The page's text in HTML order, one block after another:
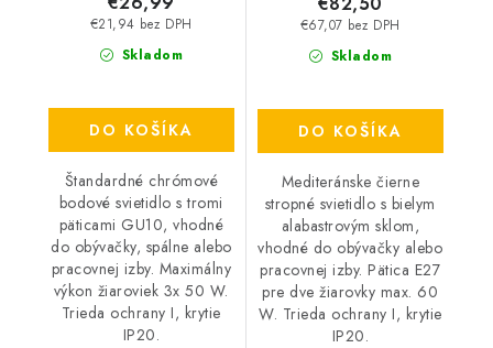
Skladom
€21,94 bez DPH
DO KOŠÍKA
Štandardné chrómové
bodové svietidlo s tromi
päticami GU10, vhodné
do obývačky, spálne alebo
pracovnej izby. Maximálny
výkon žiaroviek 3x 50 W.
Trieda ochrany I, krytie
IP20.
Skladom
€67,07 bez DPH
DO KOŠÍKA
Mediteránske čierne
stropné svietidlo s bielym
alabastrovým sklom,
vhodné do obývačky alebo
pracovnej izby. Pätica E27
pre dve žiarovky max. 60
W. Trieda ochrany I, krytie
IP20.